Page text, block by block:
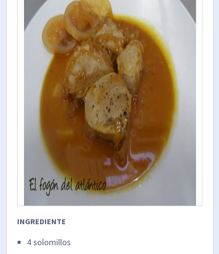
INGREDIENTE
4 solomillos